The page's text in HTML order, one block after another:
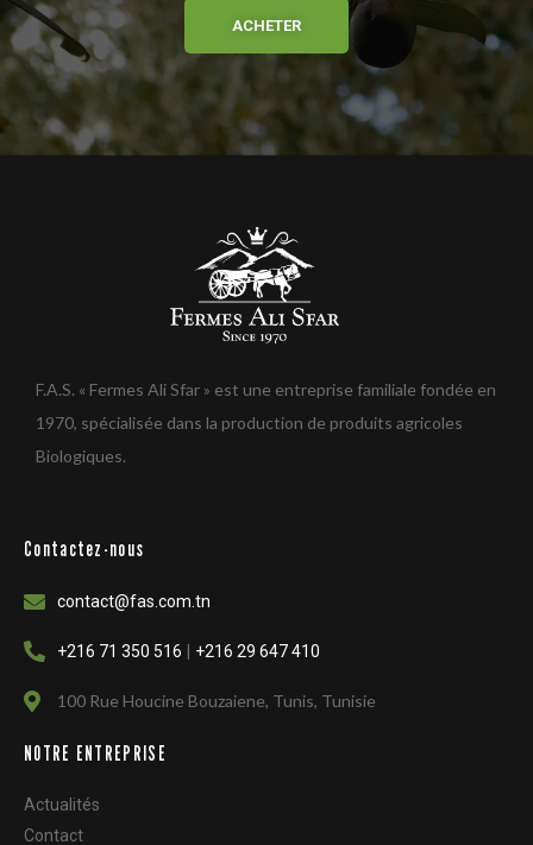
ACHETER
F.A.S. « Fermes Ali Sfar » est une entreprise familiale fondée en
1970, spécialisée dans la production de produits agricoles
Biologiques.
Contactez-nous
contact@fas.com.tn
+216 71 350 516 | +216 29 647 410
100 Rue Houcine Bouzaiene, Tunis, Tunisie
NOTRE ENTREPRISE
Actualités
Contact